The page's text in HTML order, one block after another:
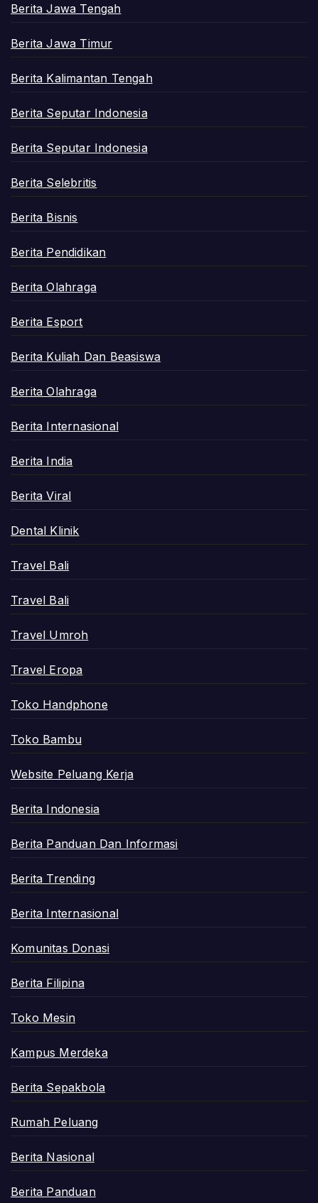
Berita Jawa Tengah
Berita Jawa Timur
Berita Kalimantan Tengah
Berita Seputar Indonesia
Berita Seputar Indonesia
Berita Selebritis
Berita Bisnis
Berita Pendidikan
Berita Olahraga
Berita Esport
Berita Kuliah Dan Beasiswa
Berita Olahraga
Berita Internasional
Berita India
Berita Viral
Dental Klinik
Travel Bali
Travel Bali
Travel Umroh
Travel Eropa
Toko Handphone
Toko Bambu
Website Peluang Kerja
Berita Indonesia
Berita Panduan Dan Informasi
Berita Trending
Berita Internasional
Komunitas Donasi
Berita Filipina
Toko Mesin
Kampus Merdeka
Berita Sepakbola
Rumah Peluang
Berita Nasional
Berita Panduan